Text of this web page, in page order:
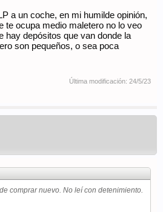
a un coche, en mi humilde opinión,
te ocupa medio maletero no lo veo
hay depósitos que van donde la
son pequeños, o sea poca
Última modificación: 24/5/23
comprar nuevo. No leí con detenimiento.